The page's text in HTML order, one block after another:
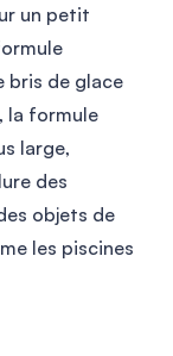
un petit
bris de glace
la formule
large,
des
objets de
les piscines